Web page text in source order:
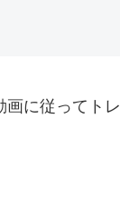
画に従ってトレ